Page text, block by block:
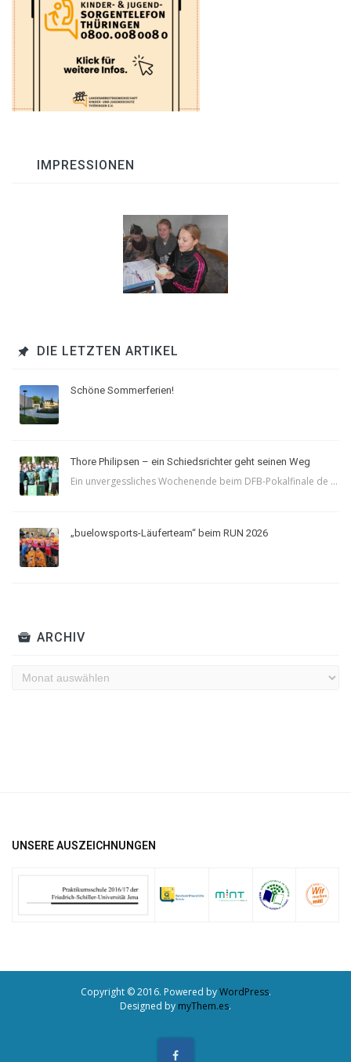
IMPRESSIONEN
DIE LETZTEN ARTIKEL
Schöne Sommerferien!
Thore Philipsen – ein Schiedsrichter geht seinen Weg
Ein unvergessliches Wochenende beim DFB-Pokalfinale de ...
„buelowsports-Läuferteam“ beim RUN 2026
ARCHIV
Archiv
UNSERE AUSZEICHNUNGEN
Copyright © 2016. Powered byWordPress.
Designed by myThem.es.